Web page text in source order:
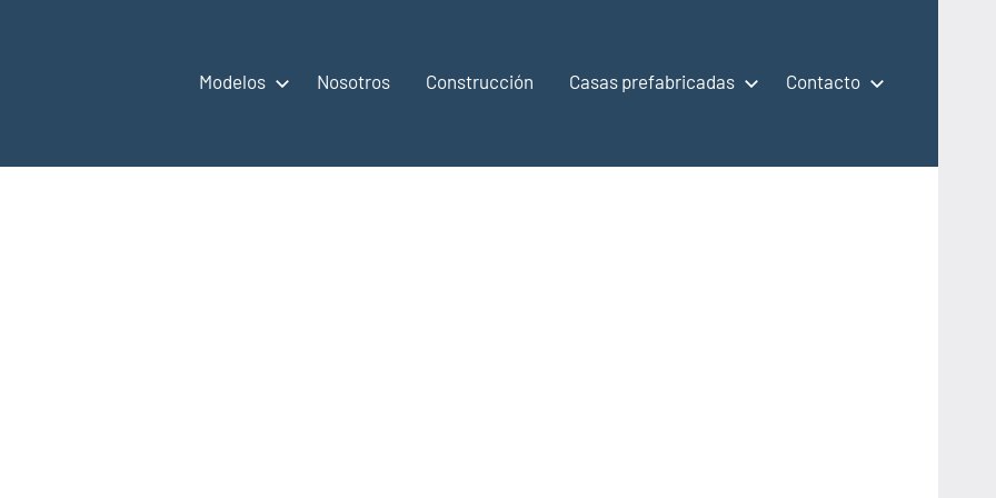
Modelos Nosotros Construcción Casas prefabricadas Contacto